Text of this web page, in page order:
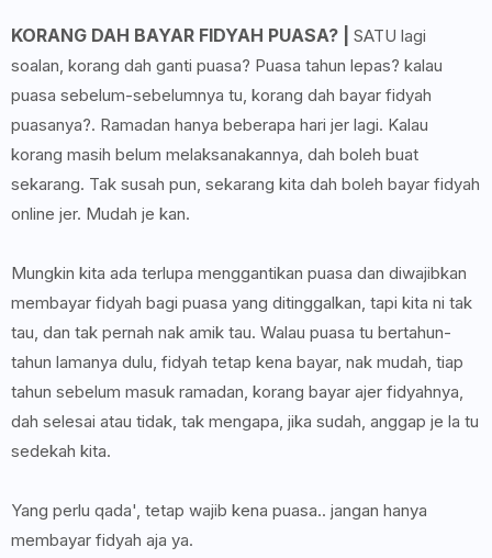
KORANG DAH BAYAR FIDYAH PUASA? |
SATU lagi
soalan, korang dah ganti puasa? Puasa tahun lepas? kalau
puasa sebelum-sebelumnya tu, korang dah bayar fidyah
puasanya?. Ramadan hanya beberapa hari jer lagi. Kalau
korang masih belum melaksanakannya, dah boleh buat
sekarang. Tak susah pun, sekarang kita dah boleh bayar fidyah
online jer. Mudah je kan.
Mungkin kita ada terlupa menggantikan puasa dan diwajibkan
membayar fidyah bagi puasa yang ditinggalkan, tapi kita ni tak
tau, dan tak pernah nak amik tau. Walau puasa tu bertahun-
tahun lamanya dulu, fidyah tetap kena bayar, nak mudah, tiap
tahun sebelum masuk ramadan, korang bayar ajer fidyahnya,
dah selesai atau tidak, tak mengapa, jika sudah, anggap je la tu
sedekah kita.
Yang perlu qada', tetap wajib kena puasa.. jangan hanya
membayar fidyah aja ya.